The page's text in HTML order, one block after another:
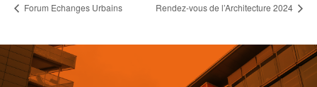
Forum Echanges Urbains Rendez-vous de l’Architecture 2024